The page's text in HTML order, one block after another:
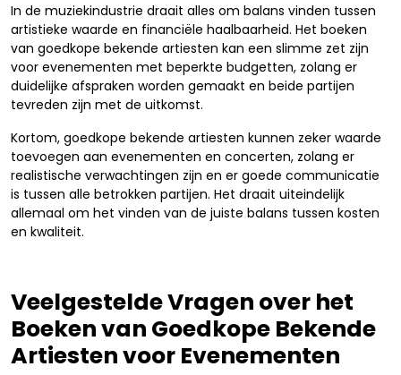
In de muziekindustrie draait alles om balans vinden tussen
artistieke waarde en financiële haalbaarheid. Het boeken
van goedkope bekende artiesten kan een slimme zet zijn
voor evenementen met beperkte budgetten, zolang er
duidelijke afspraken worden gemaakt en beide partijen
tevreden zijn met de uitkomst.
Kortom, goedkope bekende artiesten kunnen zeker waarde
toevoegen aan evenementen en concerten, zolang er
realistische verwachtingen zijn en er goede communicatie
is tussen alle betrokken partijen. Het draait uiteindelijk
allemaal om het vinden van de juiste balans tussen kosten
en kwaliteit.
Veelgestelde Vragen over het
Boeken van Goedkope Bekende
Artiesten voor Evenementen